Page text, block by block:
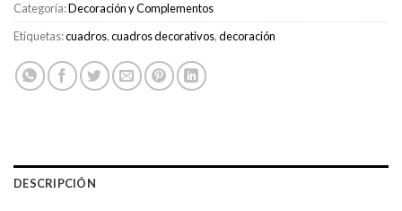
Categoría:Decoración y Complementos
Etiquetas:cuadros,cuadros decorativos,decoración
DESCRIPCIÓN